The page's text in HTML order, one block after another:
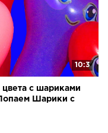
10:3
с шариками
Шарики с